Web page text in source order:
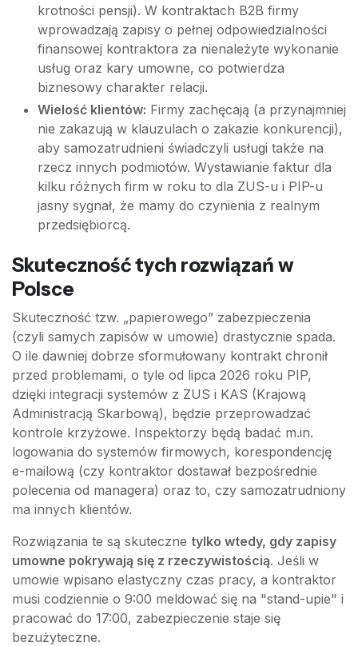
krotności pensji). W kontraktach B2B firmy
wprowadzają zapisy o pełnej odpowiedzialności
finansowej kontraktora za nienależyte wykonanie
usług oraz kary umowne, co potwierdza
biznesowy charakter relacji.
Wielość klientów: Firmy zachęcają (a przynajmniej
nie zakazują w klauzulach o zakazie konkurencji),
aby samozatrudnieni świadczyli usługi także na
rzecz innych podmiotów. Wystawianie faktur dla
kilku różnych firm w roku to dla ZUS-u i PIP-u
jasny sygnał, że mamy do czynienia z realnym
przedsiębiorcą.
Skuteczność tych rozwiązań w
Polsce
Skuteczność tzw. „papierowego” zabezpieczenia
(czyli samych zapisów w umowie) drastycznie spada.
O ile dawniej dobrze sformułowany kontrakt chronił
przed problemami, o tyle od lipca 2026 roku PIP,
dzięki integracji systemów z ZUS i KAS (Krajową
Administracją Skarbową), będzie przeprowadzać
kontrole krzyżowe. Inspektorzy będą badać m.in.
logowania do systemów firmowych, korespondencję
e-mailową (czy kontraktor dostawał bezpośrednie
polecenia od managera) oraz to, czy samozatrudniony
ma innych klientów.
Rozwiązania te są skuteczne tylko wtedy, gdy zapisy
umowne pokrywają się z rzeczywistością. Jeśli w
umowie wpisano elastyczny czas pracy, a kontraktor
musi codziennie o 9:00 meldować się na "stand-upie" i
pracować do 17:00, zabezpieczenie staje się
bezużyteczne.